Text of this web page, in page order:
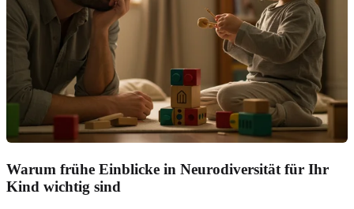
Warum frühe Einblicke in Neurodiversität für Ihr
Kind wichtig sind